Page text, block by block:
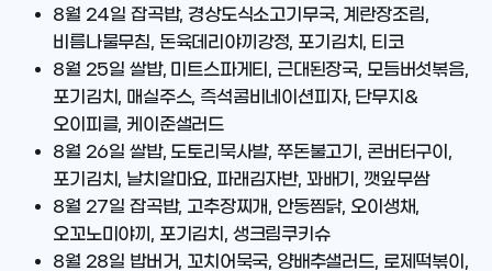
8월 24일 잡곡밥, 경상도식소고기무국, 계란장조림,
비름나물무침, 돈육데리야끼강정, 포기김치, 티코
8월 25일 쌀밥, 미트스파게티, 근대된장국, 모듬버섯볶음,
포기김치, 매실주스, 즉석콤비네이션피자, 단무지&
오이피클, 케이준샐러드
8월 26일 쌀밥, 도토리묵사발, 쭈돈불고기, 콘버터구이,
포기김치, 날치알마요, 파래김자반, 꽈배기, 깻잎무쌈
8월 27일 잡곡밥, 고추장찌개, 안동찜닭, 오이생채,
오꼬노미야끼, 포기김치, 생크림쿠키슈
8월 28일 밥버거, 꼬치어묵국, 양배추샐러드, 로제떡볶이,